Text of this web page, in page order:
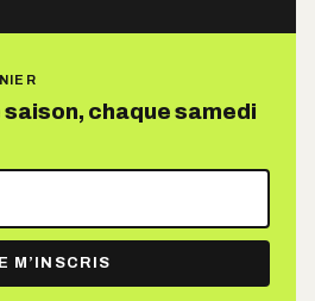
chaque samedi
M’INSCRIS